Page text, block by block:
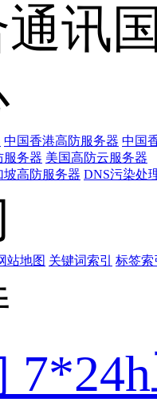
讯
中国香港高防服务器 中国
服务器 美国高防云服务器
坡高防服务器 DNS污染处
站地图 关键词索引 标签索